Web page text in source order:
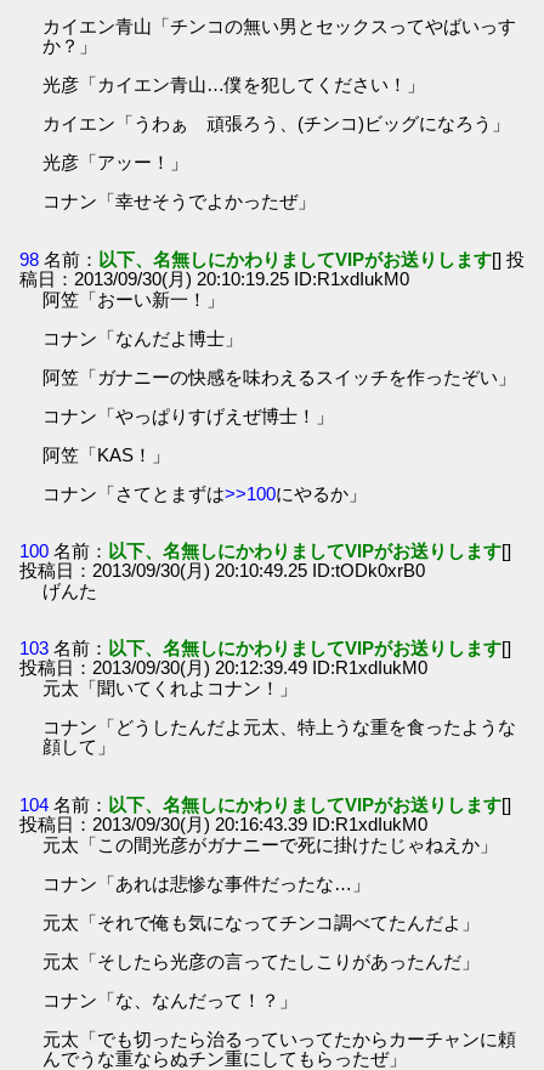
カイエン青山「チンコの無い男とセックスってやばいっす
か？」
光彦「カイエン青山…僕を犯してください！」
カイエン「うわぁ 頑張ろう、(チンコ)ビッグになろう」
光彦「アッー！」
コナン「幸せそうでよかったぜ」
98 名前： 以下、名無しにかわりましてVIPがお送りします[] 投
稿日：2013/09/30(月) 20:10:19.25 ID:R1xdIukM0
阿笠「おーい新一！」
コナン「なんだよ博士」
阿笠「ガナニーの快感を味わえるスイッチを作ったぞい」
コナン「やっぱりすげえぜ博士！」
阿笠「KAS！」
コナン「さてとまずは>>100にやるか」
100 名前： 以下、名無しにかわりましてVIPがお送りします[]
投稿日：2013/09/30(月) 20:10:49.25 ID:tODk0xrB0
げんた
103 名前： 以下、名無しにかわりましてVIPがお送りします[]
投稿日：2013/09/30(月) 20:12:39.49 ID:R1xdIukM0
元太「聞いてくれよコナン！」
コナン「どうしたんだよ元太、特上うな重を食ったような
顔して」
104 名前： 以下、名無しにかわりましてVIPがお送りします[]
投稿日：2013/09/30(月) 20:16:43.39 ID:R1xdIukM0
元太「この間光彦がガナニーで死に掛けたじゃねえか」
コナン「あれは悲惨な事件だったな…」
元太「それで俺も気になってチンコ調べてたんだよ」
元太「そしたら光彦の言ってたしこりがあったんだ」
コナン「な、なんだって！？」
元太「でも切ったら治るっていってたからカーチャンに頼
んでうな重ならぬチン重にしてもらったぜ」